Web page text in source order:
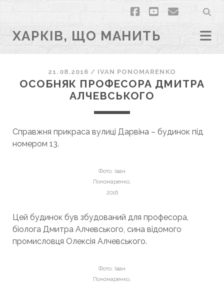
facebook
youtubeemail
ХАРКІВ, ЩО МАНИТЬ
21.08.2016 / ІVAN PONOMARENKO
ОСОБНЯК ПРОФЕСОРА ДМИТРА
АЛЧЕВСЬКОГО
Справжня прикраса вулиці Дарвіна – будинок під
номером 13.
Фото: Іван
Пономаренко,
2016
Цей будинок був збудований для професора,
біолога Дмитра Алчевського, сина відомого
промисловця Олексія Алчевського.
Фото: Іван
Пономаренко,